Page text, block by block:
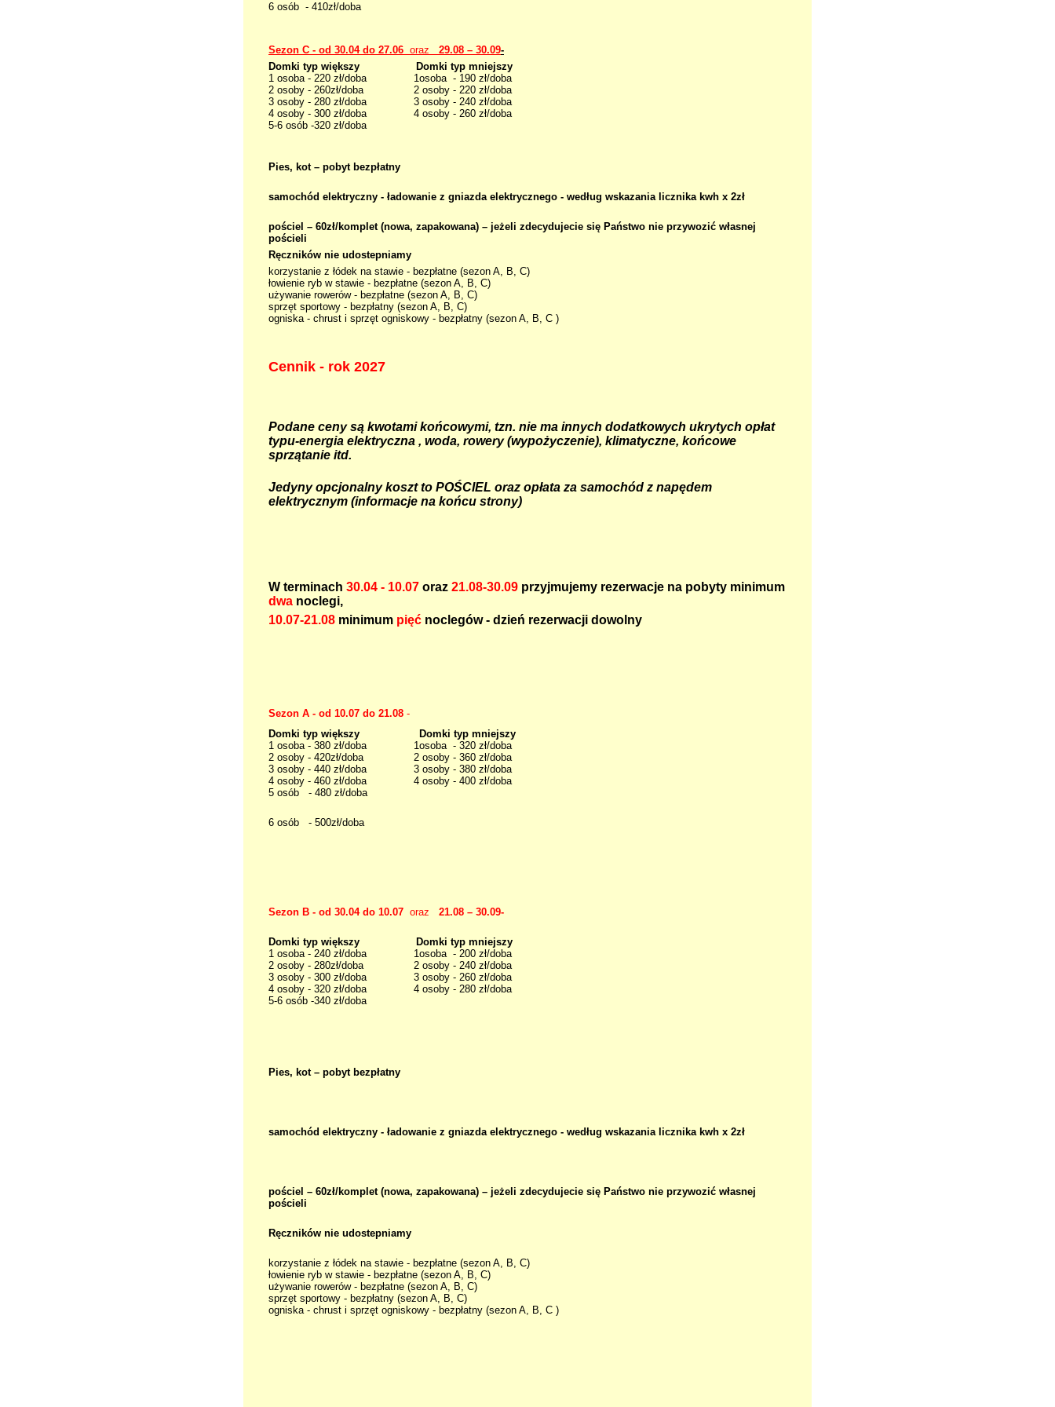
6 osób - 410zł/doba
Sezon C - od 30.04 do 27.06 oraz 29.08 – 30.09-
Domki typ większy Domki typ mniejszy
1 osoba - 220 zł/doba 1osoba - 190 zł/doba
2 osoby - 260zł/doba 2 osoby - 220 zł/doba
3 osoby - 280 zł/doba 3 osoby - 240 zł/doba
4 osoby - 300 zł/doba 4 osoby - 260 zł/doba
5-6 osób -320 zł/doba
Pies, kot – pobyt bezpłatny
samochód elektryczny - ładowanie z gniazda elektrycznego - według wskazania licznika kwh x 2zł
pościel – 60zł/komplet (nowa, zapakowana) – jeżeli zdecydujecie się Państwo nie przywozić własnej
pościeli
Ręczników nie udostepniamy
korzystanie z łódek na stawie - bezpłatne (sezon A, B, C)
łowienie ryb w stawie - bezpłatne (sezon A, B, C)
używanie rowerów - bezpłatne (sezon A, B, C)
sprzęt sportowy - bezpłatny (sezon A, B, C)
ogniska - chrust i sprzęt ogniskowy - bezpłatny (sezon A, B, C )
Cennik - rok 2027
Podane ceny są kwotami końcowymi, tzn. nie ma innych dodatkowych ukrytych opłat
typu-energia elektryczna , woda, rowery (wypożyczenie), klimatyczne, końcowe
sprzątanie itd.
Jedyny opcjonalny koszt to POŚCIEL oraz opłata za samochód z napędem
elektrycznym (informacje na końcu strony)
W terminach 30.04 - 10.07 oraz 21.08-30.09 przyjmujemy rezerwacje na pobyty minimum
dwa noclegi,
10.07-21.08 minimum pięć noclegów - dzień rezerwacji dowolny
Sezon A - od 10.07 do 21.08 -
Domki typ większy Domki typ mniejszy
1 osoba - 380 zł/doba 1osoba - 320 zł/doba
2 osoby - 420zł/doba 2 osoby - 360 zł/doba
3 osoby - 440 zł/doba 3 osoby - 380 zł/doba
4 osoby - 460 zł/doba 4 osoby - 400 zł/doba
5 osób - 480 zł/doba
6 osób - 500zł/doba
Sezon B - od 30.04 do 10.07 oraz 21.08 – 30.09-
Domki typ większy Domki typ mniejszy
1 osoba - 240 zł/doba 1osoba - 200 zł/doba
2 osoby - 280zł/doba 2 osoby - 240 zł/doba
3 osoby - 300 zł/doba 3 osoby - 260 zł/doba
4 osoby - 320 zł/doba 4 osoby - 280 zł/doba
5-6 osób -340 zł/doba
Pies, kot – pobyt bezpłatny
samochód elektryczny - ładowanie z gniazda elektrycznego - według wskazania licznika kwh x 2zł
pościel – 60zł/komplet (nowa, zapakowana) – jeżeli zdecydujecie się Państwo nie przywozić własnej
pościeli
Ręczników nie udostepniamy
korzystanie z łódek na stawie - bezpłatne (sezon A, B, C)
łowienie ryb w stawie - bezpłatne (sezon A, B, C)
używanie rowerów - bezpłatne (sezon A, B, C)
sprzęt sportowy - bezpłatny (sezon A, B, C)
ogniska - chrust i sprzęt ogniskowy - bezpłatny (sezon A, B, C )